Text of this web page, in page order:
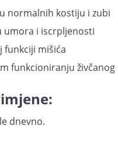
normalnih kostiju i zubi
umora i iscrpljenosti
funkciji mišića
funkcioniranju živčanog
dnevno.